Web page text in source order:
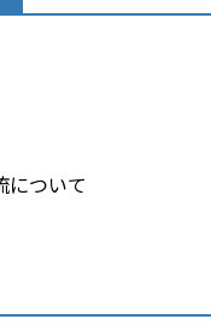
について